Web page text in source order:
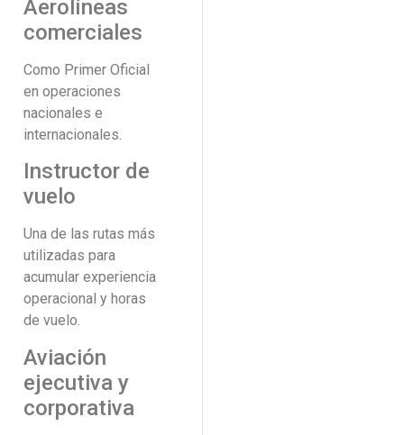
Aerolíneas
comerciales
Como Primer Oficial
en operaciones
nacionales e
internacionales.
Instructor de
vuelo
Una de las rutas más
utilizadas para
acumular experiencia
operacional y horas
de vuelo.
Aviación
ejecutiva y
corporativa